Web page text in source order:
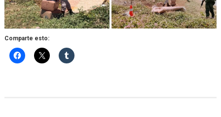
Comparte esto: